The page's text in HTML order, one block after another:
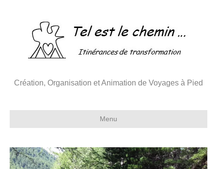
Création, Organisation et Animation de Voyages à Pied
Menu